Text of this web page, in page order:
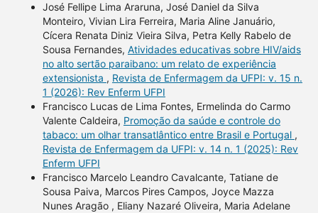
José Fellipe Lima Araruna, José Daniel da Silva
Monteiro, Vivian Lira Ferreira, Maria Aline Januário,
Cícera Renata Diniz Vieira Silva, Petra Kelly Rabelo de
Sousa Fernandes, Atividades educativas sobre HIV/aids
no alto sertão paraibano: um relato de experiência
extensionista , Revista de Enfermagem da UFPI: v. 15 n.
1 (2026): Rev Enferm UFPI
Francisco Lucas de Lima Fontes, Ermelinda do Carmo
Valente Caldeira, Promoção da saúde e controle do
tabaco: um olhar transatlântico entre Brasil e Portugal ,
Revista de Enfermagem da UFPI: v. 14 n. 1 (2025): Rev
Enferm UFPI
Francisco Marcelo Leandro Cavalcante, Tatiane de
Sousa Paiva, Marcos Pires Campos, Joyce Mazza
Nunes Aragão , Eliany Nazaré Oliveira, Maria Adelane